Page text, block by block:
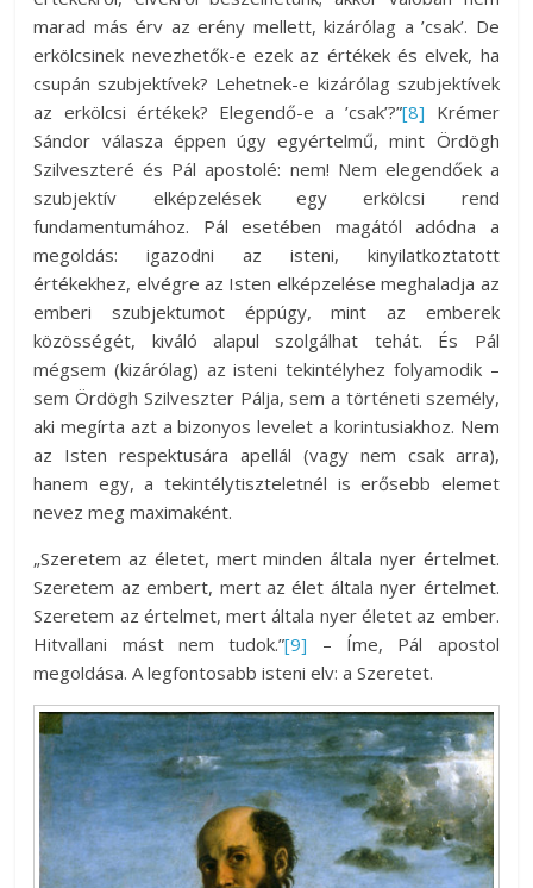
marad más érv az erény mellett, kizárólag a ’csak’. De
erkölcsinek nevezhetők-e ezek az értékek és elvek, ha
csupán szubjektívek? Lehetnek-e kizárólag szubjektívek
az erkölcsi értékek? Elegendő-e a ’csak’?”[8] Krémer
Sándor válasza éppen úgy egyértelmű, mint Ördögh
Szilveszteré és Pál apostolé: nem! Nem elegendőek a
szubjektív elképzelések egy erkölcsi rend
fundamentumához. Pál esetében magától adódna a
megoldás: igazodni az isteni, kinyilatkoztatott
értékekhez, elvégre az Isten elképzelése meghaladja az
emberi szubjektumot éppúgy, mint az emberek
közösségét, kiváló alapul szolgálhat tehát. És Pál
mégsem (kizárólag) az isteni tekintélyhez folyamodik –
sem Ördögh Szilveszter Pálja, sem a történeti személy,
aki megírta azt a bizonyos levelet a korintusiakhoz. Nem
az Isten respektusára apellál (vagy nem csak arra),
hanem egy, a tekintélytiszteletnél is erősebb elemet
nevez meg maximaként.
„Szeretem az életet, mert minden általa nyer értelmet.
Szeretem az embert, mert az élet általa nyer értelmet.
Szeretem az értelmet, mert általa nyer életet az ember.
Hitvallani mást nem tudok.”[9] – Íme, Pál apostol
megoldása. A legfontosabb isteni elv: a Szeretet.